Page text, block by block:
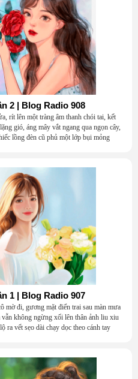
2 | Blog Radio 908
rít lên một tràng âm thanh chói tai, kết
gió, áng mây vắt ngang qua ngọn cây,
lồng đèn cũ phủ một lớp bụi mỏng
1 | Blog Radio 907
mờ đi, gương mặt điển trai sau màn mưa
không ngừng xối lên thân ảnh liu xiu
ra vết sẹo dài chạy dọc theo cánh tay